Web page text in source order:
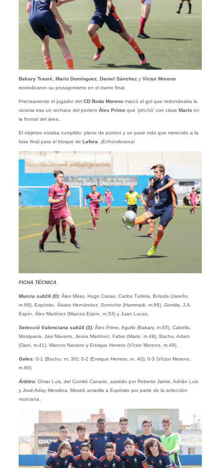
Bakary Traoré, Mario Domínguez, Daniel Sánchezy Víctor Moreno
reivindicaron su protagonismo en el tramo final.
Precisamente el jugador del CD Roda Morenomarcó el gol que redondeaba la
victoria tras un rechace del portero Álex Primo que ‘pinchó’ con clase Marioen
la frontal del área.
El objetivo estaba cumplido: pleno de puntos y un pase más que merecido a la
fase final para el bloque de Lafora. ¡Enhorabuena!
FICHA TÉCNICA
Murcia sub16 (0):Álex Miras, Hugo Casas, Carlos Tudela, Boluda (Jareño,
m.68), Expósito, Álvaro Hernández, Sorroche (Hammadi, m.66), Gomila, J.A.
Espín, Álex Martínez (Marcos Espín, m.53) y Juan Lucas.
Selecció Valenciana sub16 (3):Álex Primo, Agulló (Bakary, m.65), Cabello,
Mosquera, Javi Navarro, Jesús Martínez, Fabio (Mario, m.49), Bachu, Adam
(Dani, m.41), Marcos Navarro y Enrique Herrero (Víctor Moreno, m.49).
Goles:0-1 (Bachu, m. 30); 0-2 (Enrique Herrero, m. 40); 0-3 (Víctor Moreno,
m.80)
Árbitro:Omar Luis, del Comité Canario, asistido por Roberto Jaime, Adrián Luis
y José Aday Mendina. Mostró amarilla a Expósito por parte de la selección
murciana,